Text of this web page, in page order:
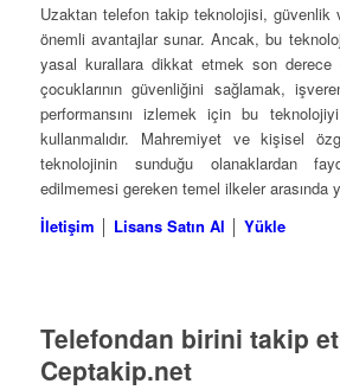
Uzaktan telefon takip teknolojisi, güvenlik
önemli avantajlar sunar. Ancak, bu
yasal kurallara dikkat etmek son derece
çocuklarının güvenliğini sağlamak,
performansını izlemek için bu
kullanmalıdır. Mahremiyet ve kişisel
teknolojinin sunduğu olanaklardan
edilmemesi gereken temel ilkeler arasında
İletişim │ Lisans Satın Al │ Yükle
Telefondan birini takip
Ceptakip.net